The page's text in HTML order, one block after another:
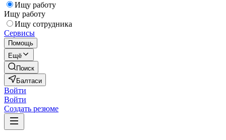
Ищу работу
Ищу работу
Ищу сотрудника
Сервисы
Помощь
Ещё
Поиск
Балтаси
Войти
Войти
Создать резюме